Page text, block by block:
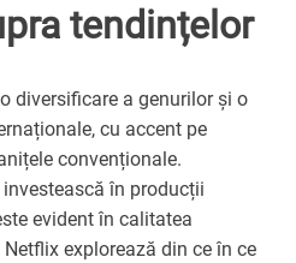
tendințelor
diversificare a genurilor și o
cu accent pe
convenționale.
în producții
evident în calitatea
explorează din ce în ce